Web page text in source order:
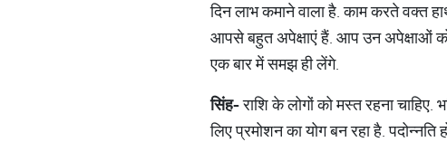
दिन लाभ कमाने वाला है. काम करते वक्त
आपसे बहुत अपेक्षाएं हैं. आप उन अपेक्षाओं को
एक बार में समझ ही लेंगे.
सिंह-राशि के लोगों को मस्त रहना
लिए प्रमोशन का योग बन रहा है.